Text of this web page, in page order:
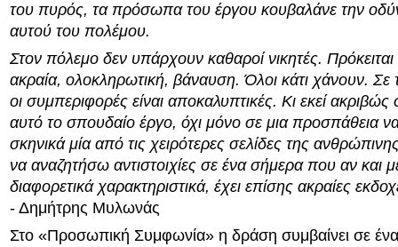
του πυρός, τα πρόσωπα του έργου κουβαλάνε την
αυτού του πολέμου.
Στον πόλεμο δεν υπάρχουν καθαροί νικητές.
ακραία, ολοκληρωτική, βάναυση. Όλοι κάτι χάνουν. Σε
οι συμπεριφορές είναι αποκαλυπτικές. Κι εκεί ακριβώς
αυτό το σπουδαίο έργο, όχι μόνο σε μια προσπάθεια
σκηνικά μία από τις χειρότερες σελίδες της
να αναζητήσω αντιστοιχίες σε ένα σήμερα που αν και
διαφορετικά χαρακτηριστικά, έχει επίσης ακραίες
- Δημήτρης Μυλωνάς
Στο «Προσωπική Συμφωνία» η δράση συμβαίνει σε